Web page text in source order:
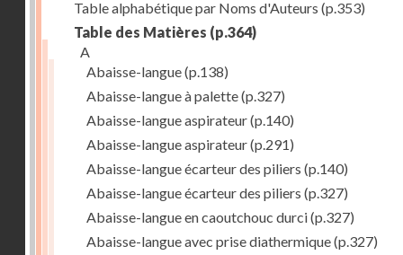
Table alphabétique par Noms d'Auteurs (p.353)
Table des Matières (p.364)
A
Abaisse-langue(p.138)
Abaisse-langue à palette(p.327)
Abaisse-langue aspirateur(p.140)
Abaisse-langue aspirateur(p.291)
Abaisse-langue écarteur des piliers (p.140)
Abaisse-langue écarteur des piliers (p.327)
Abaisse-langue en caoutchouc durci(p.327)
Abaisse-langue avec prise diathermique(p.327)